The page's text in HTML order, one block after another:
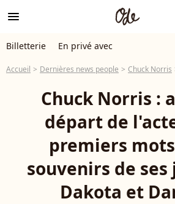
menu
Billetterie En privé avec
Accueil Dernières news people Chuck Norris
Chuck Norris :
départ de
premiers
souvenirs de
Dakota et